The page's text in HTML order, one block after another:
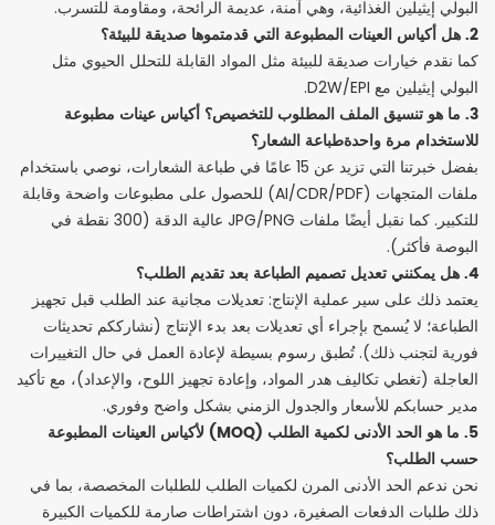
البولي إيثيلين الغذائية، وهي آمنة، عديمة الرائحة، ومقاومة للتسرب.
2. هل أكياس العينات المطبوعة التي قدمتموها صديقة للبيئة؟
كما نقدم خيارات صديقة للبيئة مثل المواد القابلة للتحلل الحيوي مثل
البولي إيثيلين مع D2W/EPI.
3. ما هو تنسيق الملف المطلوب للتخصيص؟
أكياس عينات مطبوعة
للاستخدام مرة واحدةطباعة الشعار؟
بفضل خبرتنا التي تزيد عن 15 عامًا في طباعة الشعارات، نوصي باستخدام
ملفات المتجهات (AI/CDR/PDF) للحصول على مطبوعات واضحة وقابلة
للتكبير. كما نقبل أيضًا ملفات JPG/PNG عالية الدقة (300 نقطة في
البوصة فأكثر).
4. هل يمكنني تعديل تصميم الطباعة بعد تقديم الطلب؟
يعتمد ذلك على سير عملية الإنتاج: تعديلات مجانية عند الطلب قبل تجهيز
الطباعة؛ لا يُسمح بإجراء أي تعديلات بعد بدء الإنتاج (نشارككم تحديثات
فورية لتجنب ذلك). تُطبق رسوم بسيطة لإعادة العمل في حال التغييرات
العاجلة (تغطي تكاليف هدر المواد، وإعادة تجهيز اللوح، والإعداد)، مع تأكيد
مدير حسابكم للأسعار والجدول الزمني بشكل واضح وفوري.
5. ما هو الحد الأدنى لكمية الطلب (MOQ) لأكياس العينات المطبوعة
حسب الطلب؟
نحن ندعم الحد الأدنى المرن لكميات الطلب للطلبات المخصصة، بما في
ذلك طلبات الدفعات الصغيرة، دون اشتراطات صارمة للكميات الكبيرة